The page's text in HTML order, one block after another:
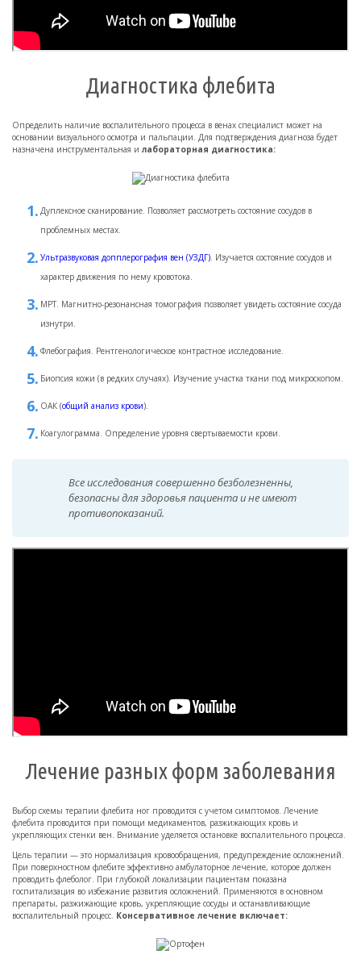
Диагностика флебита
Определить наличие воспалительного процесса в венах специалист может на
основании визуального осмотра и пальпации. Для подтверждения диагноза будет
назначена инструментальная и лабораторная диагностика:
Дуплексное сканирование. Позволяет рассмотреть состояние сосудов в
проблемных местах.
Ультразвуковая допплерография вен (УЗДГ). Изучается состояние сосудов и
характер движения по нему кровотока.
МРТ. Магнитно-резонансная томография позволяет увидеть состояние сосуда
изнутри.
Флебография. Рентгенологическое контрастное исследование.
Биопсия кожи (в редких случаях). Изучение участка ткани под микроскопом.
ОАК (общий анализ крови).
Коагулограмма. Определение уровня свертываемости крови.
Все исследования совершенно безболезненны,
безопасны для здоровья пациента и не имеют
противопоказаний.
Лечение разных форм заболевания
Выбор схемы терапии флебита ног проводится с учетом симптомов. Лечение
флебита проводится при помощи медикаментов, разжижающих кровь и
укрепляющих стенки вен. Внимание уделяется остановке воспалительного процесса.
Цель терапии — это нормализация кровообращения, предупреждение осложнений.
При поверхностном флебите эффективно амбулаторное лечение, которое должен
проводить флеболог. При глубокой локализации пациентам показана
госпитализация во избежание развития осложнений. Применяются в основном
препараты, разжижающие кровь, укрепляющие сосуды и останавливающие
воспалительный процесс. Консервативное лечение включает: